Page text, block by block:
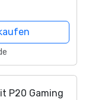
RTX 4070,
P20 Gaming